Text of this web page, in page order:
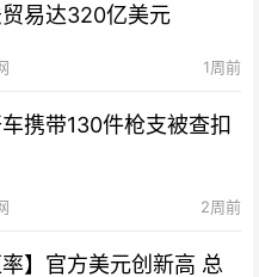
易达320亿美元
1周前
携带130件枪支被查扣
2周前
率】官方美元创新高 总